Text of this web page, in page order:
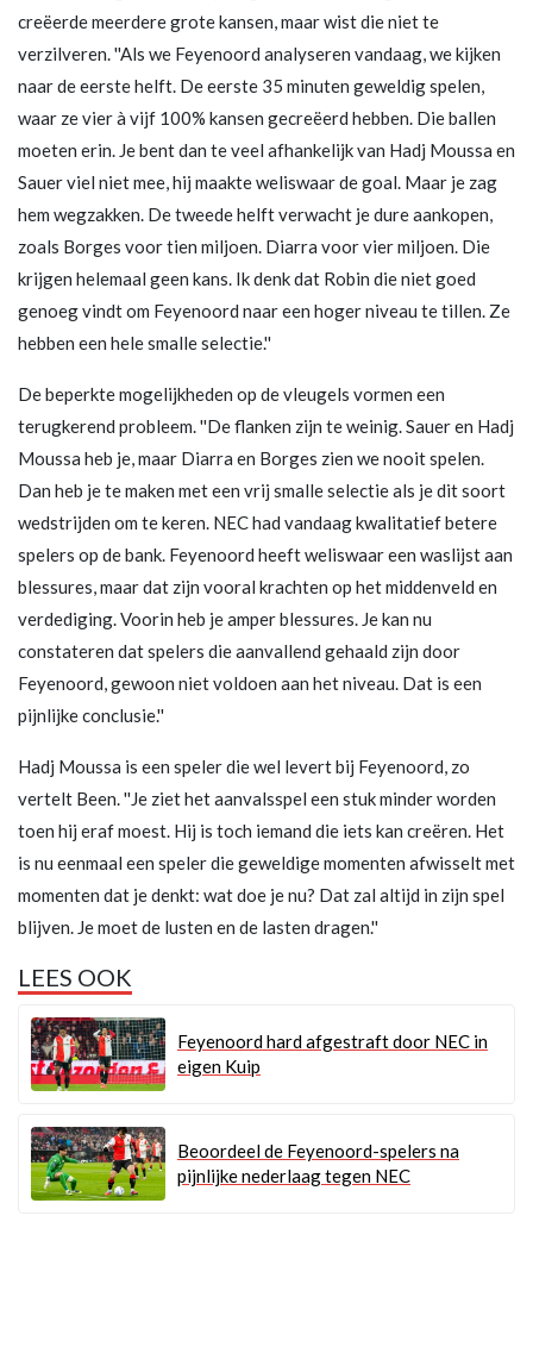
creëerde meerdere grote kansen, maar wist die niet te
verzilveren. ''Als we Feyenoord analyseren vandaag, we kijken
naar de eerste helft. De eerste 35 minuten geweldig spelen,
waar ze vier à vijf 100% kansen gecreëerd hebben. Die ballen
moeten erin. Je bent dan te veel afhankelijk van Hadj Moussa en
Sauer viel niet mee, hij maakte weliswaar de goal. Maar je zag
hem wegzakken. De tweede helft verwacht je dure aankopen,
zoals Borges voor tien miljoen. Diarra voor vier miljoen. Die
krijgen helemaal geen kans. Ik denk dat Robin die niet goed
genoeg vindt om Feyenoord naar een hoger niveau te tillen. Ze
hebben een hele smalle selectie.''
De beperkte mogelijkheden op de vleugels vormen een
terugkerend probleem. ''De flanken zijn te weinig. Sauer en Hadj
Moussa heb je, maar Diarra en Borges zien we nooit spelen.
Dan heb je te maken met een vrij smalle selectie als je dit soort
wedstrijden om te keren. NEC had vandaag kwalitatief betere
spelers op de bank. Feyenoord heeft weliswaar een waslijst aan
blessures, maar dat zijn vooral krachten op het middenveld en
verdediging. Voorin heb je amper blessures. Je kan nu
constateren dat spelers die aanvallend gehaald zijn door
Feyenoord, gewoon niet voldoen aan het niveau. Dat is een
pijnlijke conclusie.''
Hadj Moussa is een speler die wel levert bij Feyenoord, zo
vertelt Been. ''Je ziet het aanvalsspel een stuk minder worden
toen hij eraf moest. Hij is toch iemand die iets kan creëren. Het
is nu eenmaal een speler die geweldige momenten afwisselt met
momenten dat je denkt: wat doe je nu? Dat zal altijd in zijn spel
blijven. Je moet de lusten en de lasten dragen.''
LEES OOK
Feyenoord hard afgestraft door NEC in
eigen Kuip
Beoordeel de Feyenoord-spelers na
pijnlijke nederlaag tegen NEC